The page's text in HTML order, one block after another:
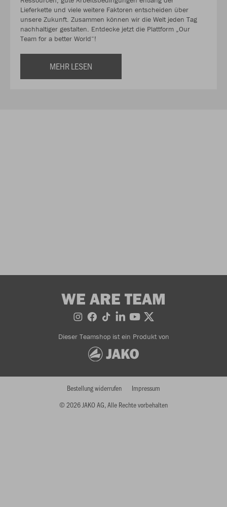
Lieferkette und viele weitere Faktoren entscheiden über
unsere Zukunft. Zusammen können wir die Welt jeden Tag
nachhaltiger gestalten. Entdecke jetzt die Plattform „Our
Team for a better World“!
MEHR LESEN
WE ARE TEAM
Dieser Teamshop ist ein Produkt von
© 2026 JAKO AG, Alle Rechte vorbehalten
Bestellung widerrufen Impressum